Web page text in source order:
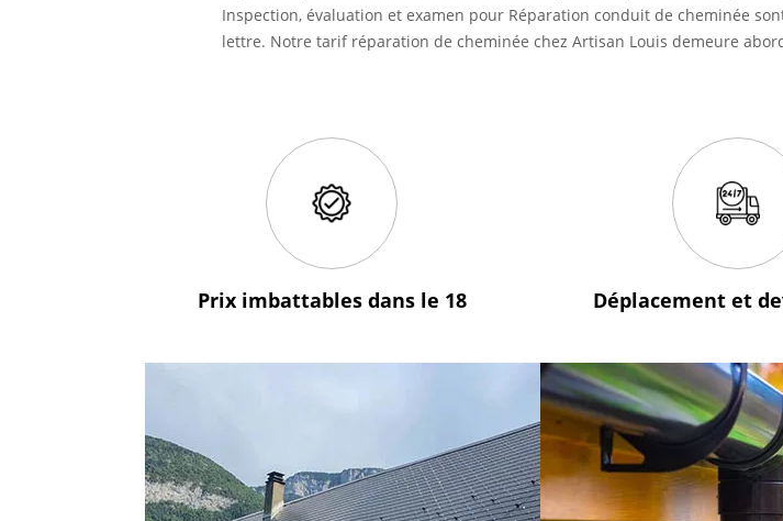
Inspection, évaluation et examen pour Réparation conduit de cheminée
lettre. Notre tarif réparation de cheminée chez Artisan Louis demeure
Prix imbattables dans le 18 Déplacement et